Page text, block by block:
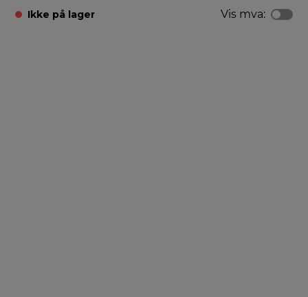
Ikke på lager Vis mva: